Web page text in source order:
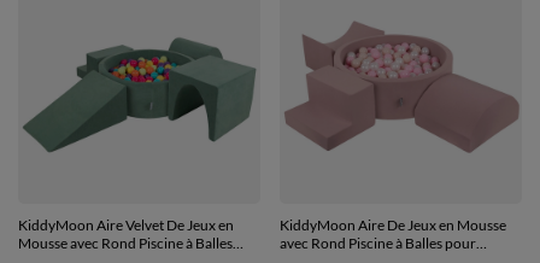
KiddyMoon Aire Velvet De Jeux en
Mousse avec Rond Piscine à Balles
KiddyMoon Aire De Jeux en Mousse
avec Rond Piscine à Balles pour